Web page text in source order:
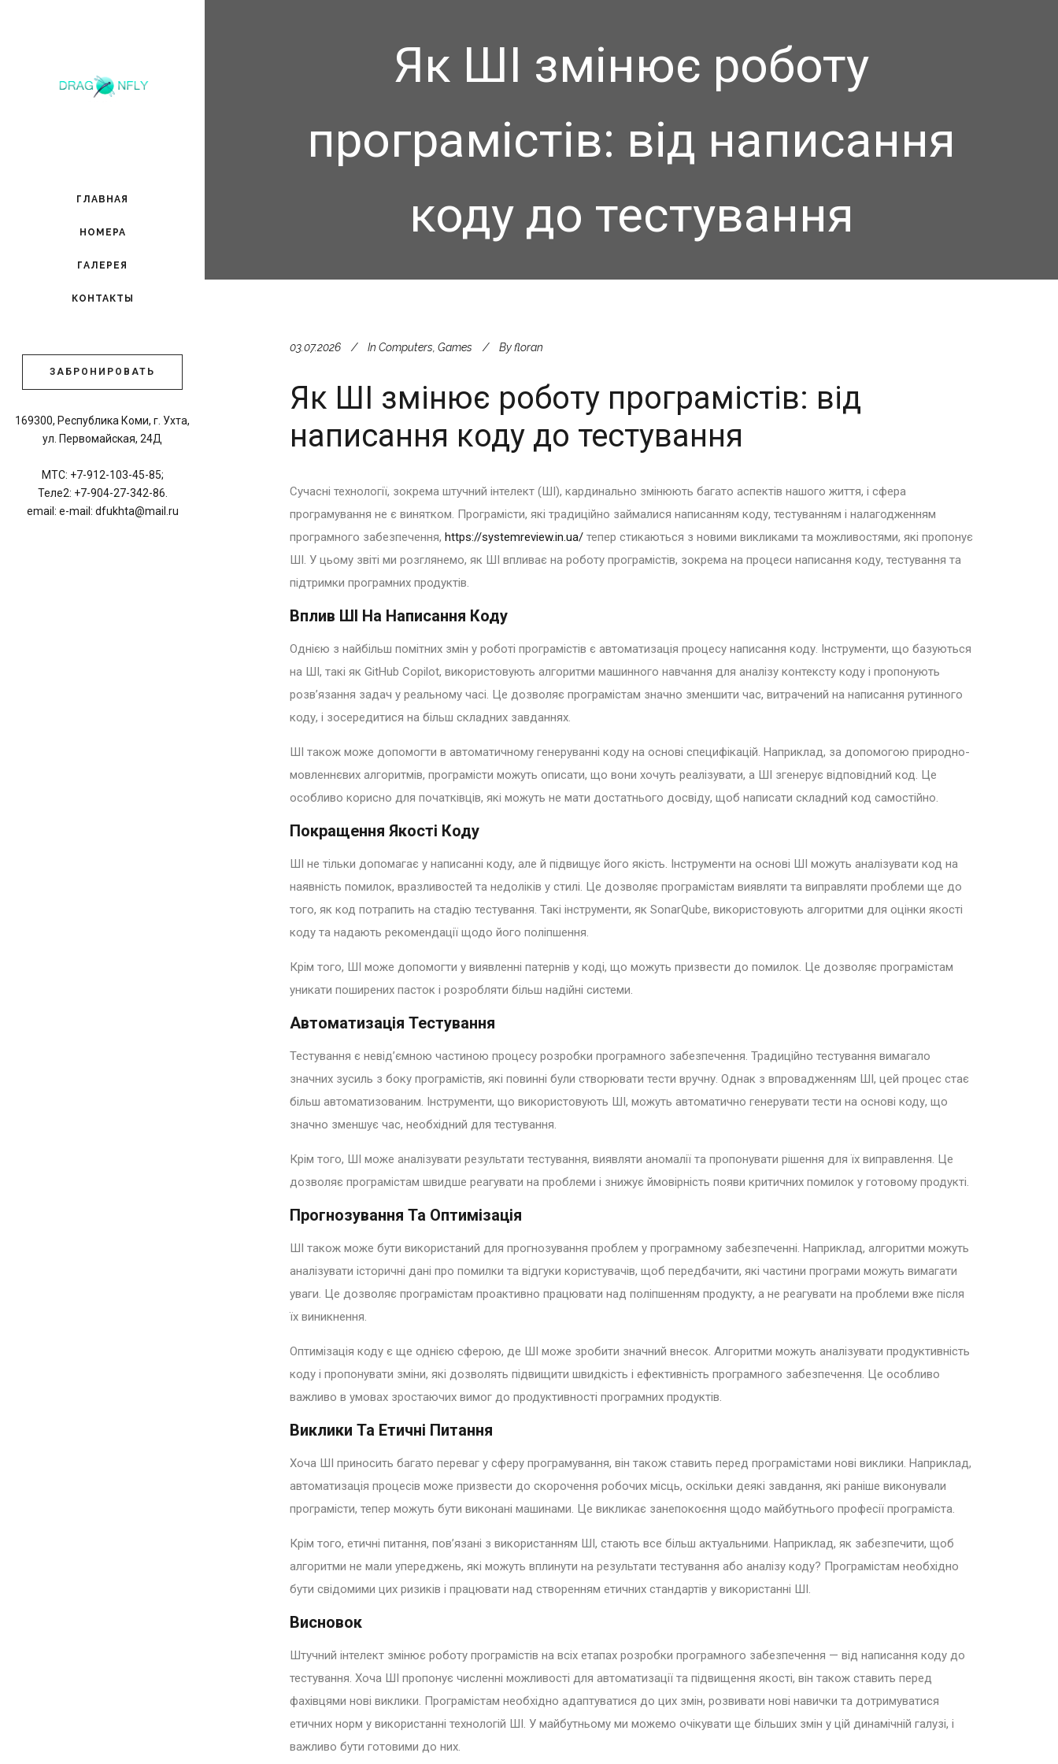
ГЛАВНАЯ
НОМЕРА
ГАЛЕРЕЯ
КОНТАКТЫ
ЗАБРОНИРОВАТЬ
169300, Республика Коми, г. Ухта,
ул. Первомайская, 24Д
МТС: +7-912-103-45-85;
Теле2: +7-904-27-342-86.
email: e-mail: dfukhta@mail.ru
Як ШІ змінює роботу
програмістів: від написання
коду до тестування
03.07.2026 In Computers, Games Byfloran
Як ШІ змінює роботу програмістів: від
написання коду до тестування
Сучасні технології, зокрема штучний інтелект (ШІ), кардинально змінюють багато аспектів нашого життя, і сфера
програмування не є винятком. Програмісти, які традиційно займалися написанням коду, тестуванням і налагодженням
програмного забезпечення, https://systemreview.in.ua/ тепер стикаються з новими викликами та можливостями, які пропонує
ШІ. У цьому звіті ми розглянемо, як ШІ впливає на роботу програмістів, зокрема на процеси написання коду, тестування та
підтримки програмних продуктів.
Вплив ШІ На Написання Коду
Однією з найбільш помітних змін у роботі програмістів є автоматизація процесу написання коду. Інструменти, що базуються
на ШІ, такі як GitHub Copilot, використовують алгоритми машинного навчання для аналізу контексту коду і пропонують
розв’язання задач у реальному часі. Це дозволяє програмістам значно зменшити час, витрачений на написання рутинного
коду, і зосередитися на більш складних завданнях.
ШІ також може допомогти в автоматичному генеруванні коду на основі специфікацій. Наприклад, за допомогою природно-
мовленнєвих алгоритмів, програмісти можуть описати, що вони хочуть реалізувати, а ШІ згенерує відповідний код. Це
особливо корисно для початківців, які можуть не мати достатнього досвіду, щоб написати складний код самостійно.
Покращення Якості Коду
ШІ не тільки допомагає у написанні коду, але й підвищує його якість. Інструменти на основі ШІ можуть аналізувати код на
наявність помилок, вразливостей та недоліків у стилі. Це дозволяє програмістам виявляти та виправляти проблеми ще до
того, як код потрапить на стадію тестування. Такі інструменти, як SonarQube, використовують алгоритми для оцінки якості
коду та надають рекомендації щодо його поліпшення.
Крім того, ШІ може допомогти у виявленні патернів у коді, що можуть призвести до помилок. Це дозволяє програмістам
уникати поширених пасток і розробляти більш надійні системи.
Автоматизація Тестування
Тестування є невід’ємною частиною процесу розробки програмного забезпечення. Традиційно тестування вимагало
значних зусиль з боку програмістів, які повинні були створювати тести вручну. Однак з впровадженням ШІ, цей процес стає
більш автоматизованим. Інструменти, що використовують ШІ, можуть автоматично генерувати тести на основі коду, що
значно зменшує час, необхідний для тестування.
Крім того, ШІ може аналізувати результати тестування, виявляти аномалії та пропонувати рішення для їх виправлення. Це
дозволяє програмістам швидше реагувати на проблеми і знижує ймовірність появи критичних помилок у готовому продукті.
Прогнозування Та Оптимізація
ШІ також може бути використаний для прогнозування проблем у програмному забезпеченні. Наприклад, алгоритми можуть
аналізувати історичні дані про помилки та відгуки користувачів, щоб передбачити, які частини програми можуть вимагати
уваги. Це дозволяє програмістам проактивно працювати над поліпшенням продукту, а не реагувати на проблеми вже після
їх виникнення.
Оптимізація коду є ще однією сферою, де ШІ може зробити значний внесок. Алгоритми можуть аналізувати продуктивність
коду і пропонувати зміни, які дозволять підвищити швидкість і ефективність програмного забезпечення. Це особливо
важливо в умовах зростаючих вимог до продуктивності програмних продуктів.
Виклики Та Етичні Питання
Хоча ШІ приносить багато переваг у сферу програмування, він також ставить перед програмістами нові виклики. Наприклад,
автоматизація процесів може призвести до скорочення робочих місць, оскільки деякі завдання, які раніше виконували
програмісти, тепер можуть бути виконані машинами. Це викликає занепокоєння щодо майбутнього професії програміста.
Крім того, етичні питання, пов’язані з використанням ШІ, стають все більш актуальними. Наприклад, як забезпечити, щоб
алгоритми не мали упереджень, які можуть вплинути на результати тестування або аналізу коду? Програмістам необхідно
бути свідомими цих ризиків і працювати над створенням етичних стандартів у використанні ШІ.
Висновок
Штучний інтелект змінює роботу програмістів на всіх етапах розробки програмного забезпечення — від написання коду до
тестування. Хоча ШІ пропонує численні можливості для автоматизації та підвищення якості, він також ставить перед
фахівцями нові виклики. Програмістам необхідно адаптуватися до цих змін, розвивати нові навички та дотримуватися
етичних норм у використанні технологій ШІ. У майбутньому ми можемо очікувати ще більших змін у цій динамічній галузі, і
важливо бути готовими до них.